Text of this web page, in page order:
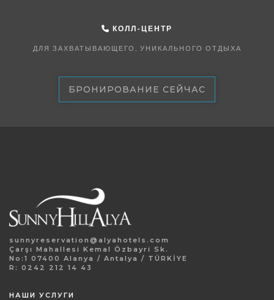
КОЛЛ-ЦЕНТР
ДЛЯ ЗАХВАТЫВАЮЩЕГО, УНИКАЛЬНОГО ОТДЫХА
БРОНИРОВАНИЕ СЕЙЧАС
sunnyreservation@alyahotels.com
Çarşı Mahallesi Kemal Özbayri Sk.
No:1 07400 Alanya / Antalya / TÜRKİYE
R: 0242 212 14 43
НАШИ УСЛУГИ